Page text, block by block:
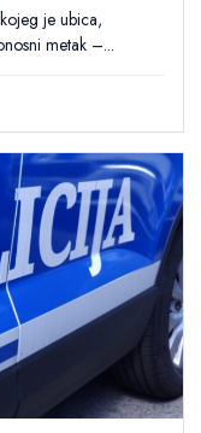
je ubica,
metak –...